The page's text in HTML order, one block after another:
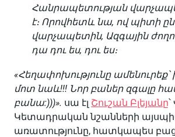
Հանրապետության
է։ Որովհետև նա, ով պիտի
վարչապետին, Ազգային
դա դու ես, դու ես։
«Հեղափոխությունը ամենուրեք՝
մոտ նաև!!! Նոր բաներ զգալը
բանա:)))». սա էլ Շուշան Բլեյանը
Կետադրական նշանների
առատությունը, հատկապես